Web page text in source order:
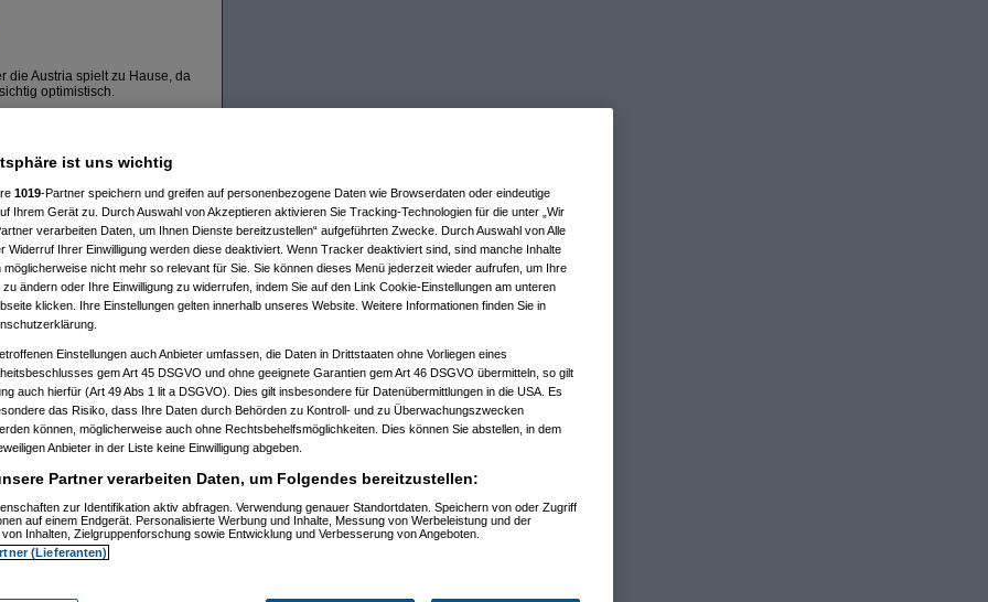
die Austria spielt zu Hause, da
optimistisch.
20:36:34)
20:37:39)
20:40:59)
30.09.2009, 20:41:20)
am 30.09.2009, 20:42:04)
20:45:37)
(substituteam 30.09.2009, 20:46:24)
substitute
am 01.10.2009, 22:57:14)
01.10.2009, 22:58:35)
22:45:21)
22:47:25)
11:44:17)
13:35:42)
13:57:51)
11:55:41)
11:56:58)
11:57:54)
am 01.10.2009, 11:58:30)
am 01.10.2009, 12:02:51)
ist uns wichtig
1019-Partner speichern und greifen auf personenbezogene Daten wie Browserdaten oder eindeutige
Ihrem Gerät zu. Durch Auswahl von Akzeptieren aktivieren Sie Tracking-Technologien für die unter „Wir
verarbeiten Daten, um Ihnen Dienste bereitzustellen“ aufgeführten Zwecke. Durch Auswahl von Alle
Widerruf Ihrer Einwilligung werden diese deaktiviert. Wenn Tracker deaktiviert sind, sind manche Inhalte
möglicherweise nicht mehr so relevant für Sie. Sie können dieses Menü jederzeit wieder aufrufen, um Ihre
zu ändern oder Ihre Einwilligung zu widerrufen, indem Sie auf den Link Cookie-Einstellungen am unteren
klicken. Ihre Einstellungen gelten innerhalb unseres Website. Weitere Informationen finden Sie in
Einstellungen auch Anbieter umfassen, die Daten in Drittstaaten ohne Vorliegen eines
gem Art 45 DSGVO und ohne geeignete Garantien gem Art 46 DSGVO übermitteln, so gilt
auch hierfür (Art 49 Abs 1 lit a DSGVO). Dies gilt insbesondere für Datenübermittlungen in die USA. Es
das Risiko, dass Ihre Daten durch Behörden zu Kontroll- und zu Überwachungszwecken
können, möglicherweise auch ohne Rechtsbehelfsmöglichkeiten. Dies können Sie abstellen, in dem
Anbieter in der Liste keine Einwilligung abgeben.
Partner verarbeiten Daten, um Folgendes bereitzustellen:
zur Identifikation aktiv abfragen. Verwendung genauer Standortdaten. Speichern von oder Zugriff
auf einem Endgerät. Personalisierte Werbung und Inhalte, Messung von Werbeleistung und der
Inhalten, Zielgruppenforschung sowie Entwicklung und Verbesserung von Angeboten.
(Lieferanten)